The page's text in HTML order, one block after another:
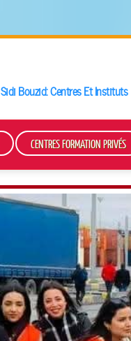
Sidi Bouzid: Centres Et
CENTRES FORMATION PRIVÉS